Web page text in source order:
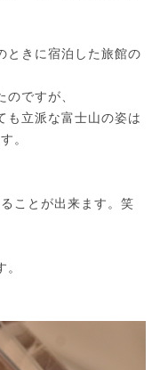
ときに宿泊した旅館の
ですが、
も立派な富士山の姿は
。
ことが出来ます。笑